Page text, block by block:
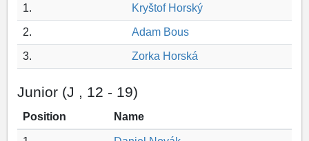
1. Kryštof Horský
2. Adam Bous
3. Zorka Horská
Junior (J , 12 - 19)
Position Name